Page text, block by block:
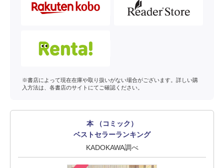
※書店によって現在在庫や取り扱いがない場合がございます。詳しい購
入方法は、各書店のサイトにてご確認ください。
本 （コミック）
ベストセラーランキング
KADOKAWA調べ